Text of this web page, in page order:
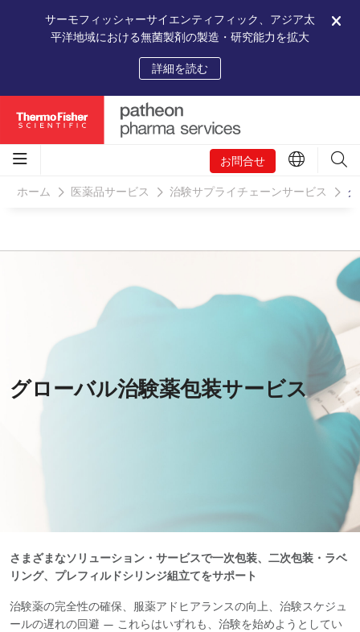
サーモフィッシャーサイエンティフィック、アジア太
平洋地域における無菌製剤の製造・研究能力を拡大
詳細を読む
お問合せ
ホーム 医薬品サービス 治験サプライチェーンサービス
グローバル治験薬包装サービス
さまざまなソリューション・サービスで一次包装、二次包装・ラベ
リング、プレフィルドシリンジ組立てをサポート
治験薬の完全性の確保、服薬アドヒアランスの向上、治験スケジュ
ールの遅れの回避 ― これらはいずれも、治験を始めようとしてい